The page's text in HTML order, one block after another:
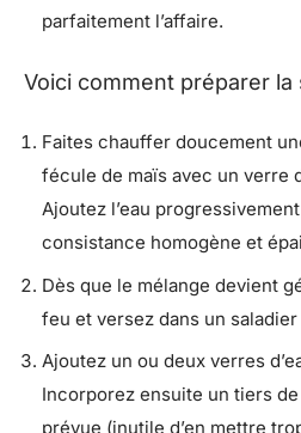
parfaitement l’affaire.
Voici comment préparer la
Faites chauffer doucement
fécule de maïs avec un verre
Ajoutez l’eau
consistance homogène et
Dès que le mélange devient
feu et versez dans un
Ajoutez un ou deux verres
Incorporez ensuite un tiers
prévue (inutile d’en mettre